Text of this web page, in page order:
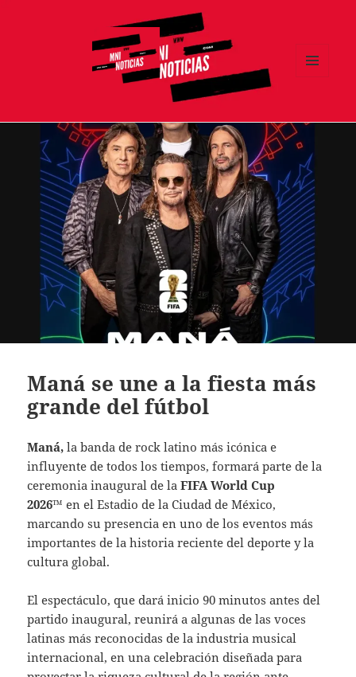
Maná se une a la fiesta más
grande del fútbol
Maná, la banda de rock latino más icónica e
influyente de todos los tiempos, formará parte de la
ceremonia inaugural de laFIFA World Cup
2026™en el Estadio de la Ciudad de México,
marcando su presencia en uno de los eventos más
importantes de la historia reciente del deporte y la
cultura global.
El espectáculo, que dará inicio 90 minutos antes del
partido inaugural, reunirá a algunas de las voces
latinas más reconocidas de la industria musical
internacional, en una celebración diseñada para